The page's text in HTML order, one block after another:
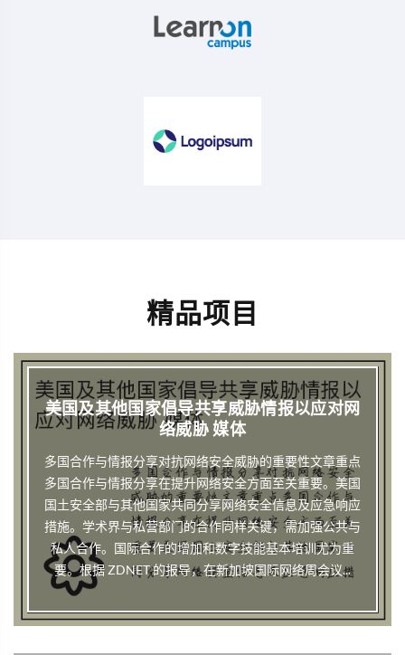
精品项目
美国及其他国家倡导共享威胁情报以应对网
络威胁 媒体
多国合作与情报分享对抗网络安全威胁的重要性文章重点
多国合作与情报分享在提升网络安全方面至关重要。美国
国土安全部与其他国家共同分享网络安全信息及应急响应
措施。学术界与私营部门的合作同样关键，需加强公共与
私人合作。国际合作的增加和数字技能基本培训尤为重
要。根据 ZDNET 的报导，在新加坡国际网络周会议...